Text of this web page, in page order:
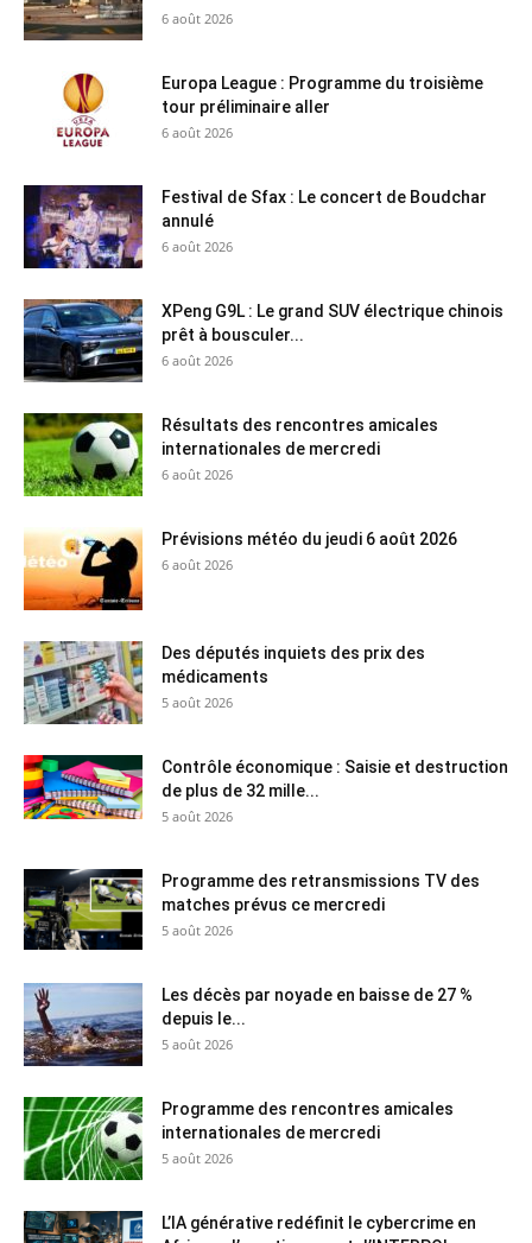
6 août 2026
Europa League : Programme du troisième
tour préliminaire aller
6 août 2026
Festival de Sfax : Le concert de Boudchar
annulé
6 août 2026
XPeng G9L : Le grand SUV électrique chinois
prêt à bousculer...
6 août 2026
Résultats des rencontres amicales
internationales de mercredi
6 août 2026
Prévisions météo du jeudi 6 août 2026
6 août 2026
Des députés inquiets des prix des
médicaments
5 août 2026
Contrôle économique : Saisie et destruction
de plus de 32 mille...
5 août 2026
Programme des retransmissions TV des
matches prévus ce mercredi
5 août 2026
Les décès par noyade en baisse de 27 %
depuis le...
5 août 2026
Programme des rencontres amicales
internationales de mercredi
5 août 2026
L’IA générative redéfinit le cybercrime en